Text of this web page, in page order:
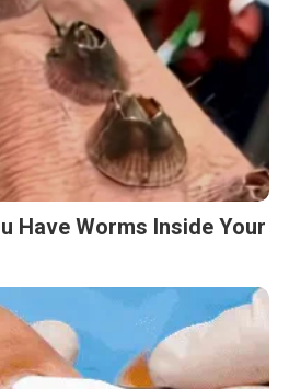
Have Worms Inside Your